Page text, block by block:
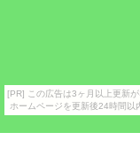
[PR] この広告は3ヶ月以上更新が
ホームページを更新後24時間以